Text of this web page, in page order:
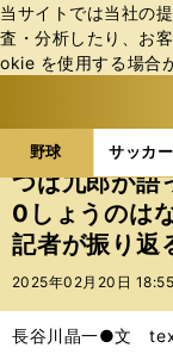
当サイトでは当社の
査・分析したり、お
okie を使⽤する場合
野球 サッカー
b
ス
ポ
ル
テ
ー
バ
野球の記事
つば九郎が語
0しょうのは
記者が振り返
2025年02月20日
長谷川晶一●文